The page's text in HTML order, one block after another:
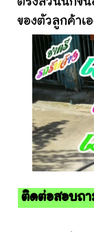
ของตัวลูกค้าเ
ติดต่อสอบถา